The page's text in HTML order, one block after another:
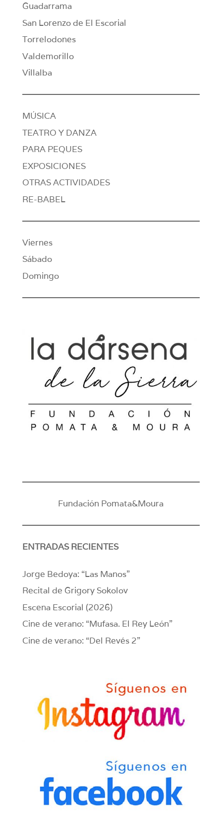
Guadarrama
San Lorenzo de El Escorial
Torrelodones
Valdemorillo
Villalba
MÚSICA
TEATRO Y DANZA
PARA PEQUES
EXPOSICIONES
OTRAS ACTIVIDADES
RE-BABEL
Viernes
Sábado
Domingo
Fundación Pomata&Moura
ENTRADAS RECIENTES
Jorge Bedoya: “Las Manos”
Recital de Grigory Sokolov
Escena Escorial (2026)
Cine de verano: “Mufasa. El Rey León”
Cine de verano: “Del Revés 2”